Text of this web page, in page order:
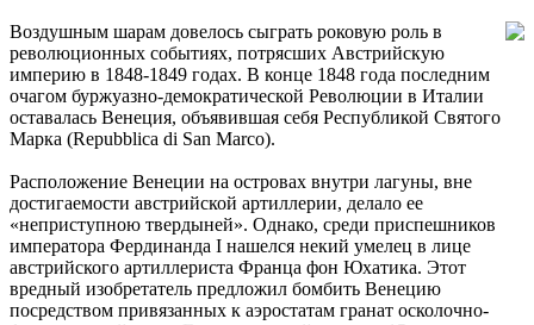
Воздушным шарам довелось сыграть роковую роль в
революционных событиях, потрясших Австрийскую
империю в 1848-1849 годах. В конце 1848 года последним
очагом буржуазно-демократической Революции в Италии
оставалась Венеция, объявившая себя Республикой Святого
Марка (Repubblica di San Marco).
Расположение Венеции на островах внутри лагуны, вне
достигаемости австрийской артиллерии, делало ее
«неприступною твердыней». Однако, среди приспешников
императора Фердинанда I нашелся некий умелец в лице
австрийского артиллериста Франца фон Юхатика. Этот
вредный изобретатель предложил бомбить Венецию
посредством привязанных к аэростатам гранат осколочно-